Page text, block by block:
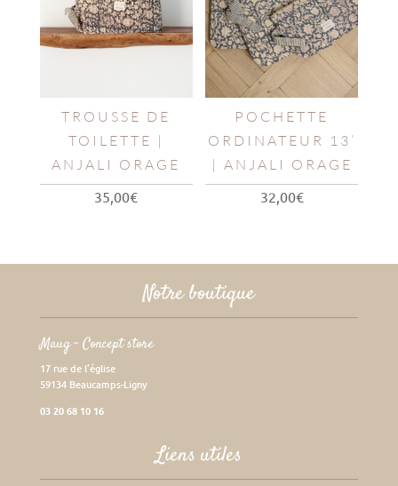
TROUSSE DE
TOILETTE |
ANJALI ORAGE
35,00€
POCHETTE
ORDINATEUR 13’
| ANJALI ORAGE
32,00€
Notre boutique
Maug – Concept store
17 rue de l’église
59134 Beaucamps-Ligny
03 20 68 10 16
Liens utiles